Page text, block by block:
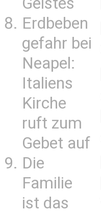
Erdbeben
gefahr bei
Neapel:
Italiens
Kirche
ruft zum
Gebet auf
Die
Familie
ist das